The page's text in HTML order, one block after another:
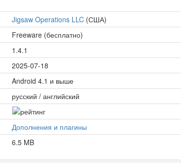
Jigsaw Operations LLC(США)
Freeware (бесплатно)
1.4.1
2025-07-18
Android 4.1 и выше
русский / английский
Дополнения и плагины
6.5 MB